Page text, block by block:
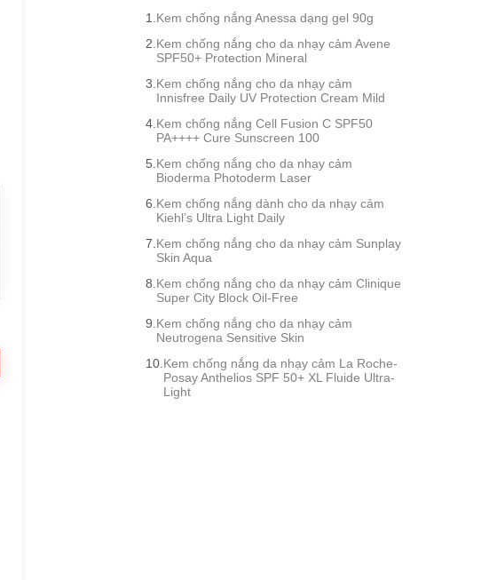
Kem chống nắng Anessa dạng gel 90g
Kem chống nắng cho da nhạy cảm Avene
SPF50+ Protection Mineral
Kem chống nắng cho da nhạy cảm
Innisfree Daily UV Protection Cream Mild
Kem chống nắng Cell Fusion C SPF50
PA++++ Cure Sunscreen 100
Kem chống nắng cho da nhạy cảm
Bioderma Photoderm Laser
Kem chống nắng dành cho da nhạy cảm
Kiehl’s Ultra Light Daily
Kem chống nắng cho da nhạy cảm Sunplay
Skin Aqua
Kem chống nắng cho da nhạy cảm Clinique
Super City Block Oil-Free
Kem chống nắng cho da nhạy cảm
Neutrogena Sensitive Skin
Kem chống nắng da nhạy cảm La Roche-
Posay Anthelios SPF 50+ XL Fluide Ultra-
Light